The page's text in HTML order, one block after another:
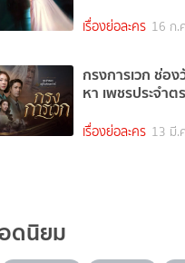
เรื่องย่อละคร 16 ก.
กรงการเวก ช่อ
หา เพชรประจำ
เรื่องย่อละคร 13 มี.
ดนิยม